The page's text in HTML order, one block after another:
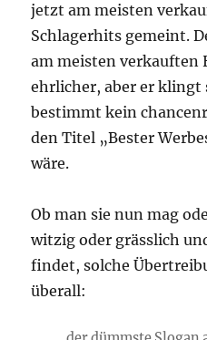
jetzt am meisten
Schlagerhits gemeint.
am meisten verkauften
ehrlicher, aber er klingt
bestimmt kein
den Titel „Bester
wäre.
Ob man sie nun mag
witzig oder grässlich
findet, solche
überall: